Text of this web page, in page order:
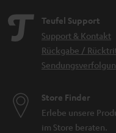
Teufel Support
Support & Kontakt
Rückgabe /
Store Finder
Erlebe unsere
im Store beraten.